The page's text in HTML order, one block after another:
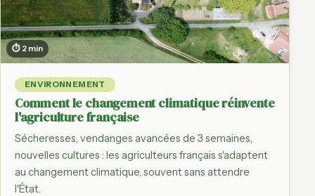
⏱ 2 min
ENVIRONNEMENT
Comment le changement climatique réinvente
l'agriculture française
Sécheresses, vendanges avancées de 3 semaines,
nouvelles cultures : les agriculteurs français s'adaptent
au changement climatique, souvent sans attendre
l'État.